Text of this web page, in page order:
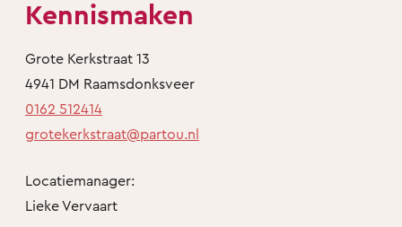
Kennismaken
Grote Kerkstraat 13
4941 DM Raamsdonksveer
0162 512414
grotekerkstraat@partou.nl
Locatiemanager:
Lieke Vervaart